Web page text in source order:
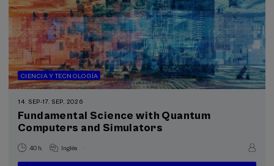
CIENCIA Y TECNOLOGÍA
14. SEP-17. SEP, 2026
Fundamental Science with Quantum
Computers and Simulators
40 h. Inglés .